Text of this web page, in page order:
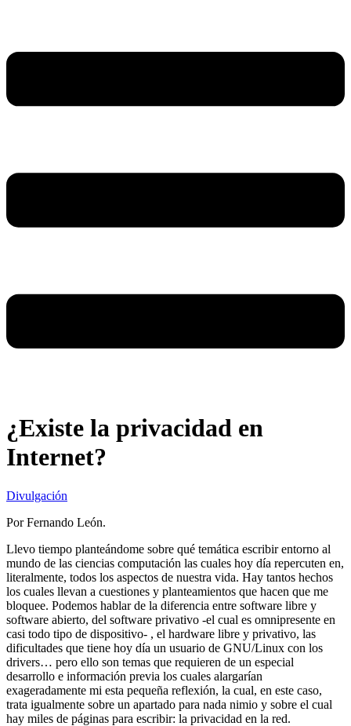
¿Existe la privacidad en
Internet?
Divulgación
Por Fernando León.
Llevo tiempo planteándome sobre qué temática escribir entorno al
mundo de las ciencias computación las cuales hoy día repercuten en,
literalmente, todos los aspectos de nuestra vida. Hay tantos hechos
los cuales llevan a cuestiones y planteamientos que hacen que me
bloquee. Podemos hablar de la diferencia entre software libre y
software abierto, del software privativo -el cual es omnipresente en
casi todo tipo de dispositivo- , el hardware libre y privativo, las
dificultades que tiene hoy día un usuario de GNU/Linux con los
drivers… pero ello son temas que requieren de un especial
desarrollo e información previa los cuales alargarían
exageradamente mi esta pequeña reflexión, la cual, en este caso,
trata igualmente sobre un apartado para nada nimio y sobre el cual
hay miles de páginas para escribir: la privacidad en la red.